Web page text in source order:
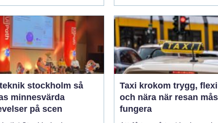
stockholm så
minnesvärda
på scen
Taxi krokom trygg, flexibel
och nära när resan
fungera